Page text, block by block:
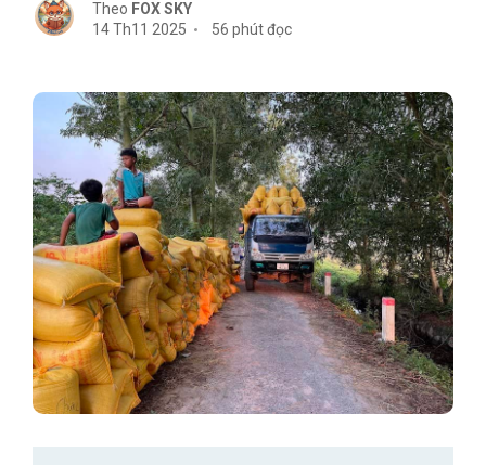
Theo FOX SKY
14 Th11 2025
56 phút đọc